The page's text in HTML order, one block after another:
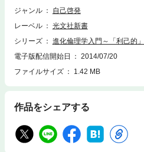
ジャンル
自己啓発
レーベル
光文社新書
シリーズ
進化倫理学入門～「利己的
電子版配信開始日
2014/07/20
ファイルサイズ
1.42 MB
作品をシェアする